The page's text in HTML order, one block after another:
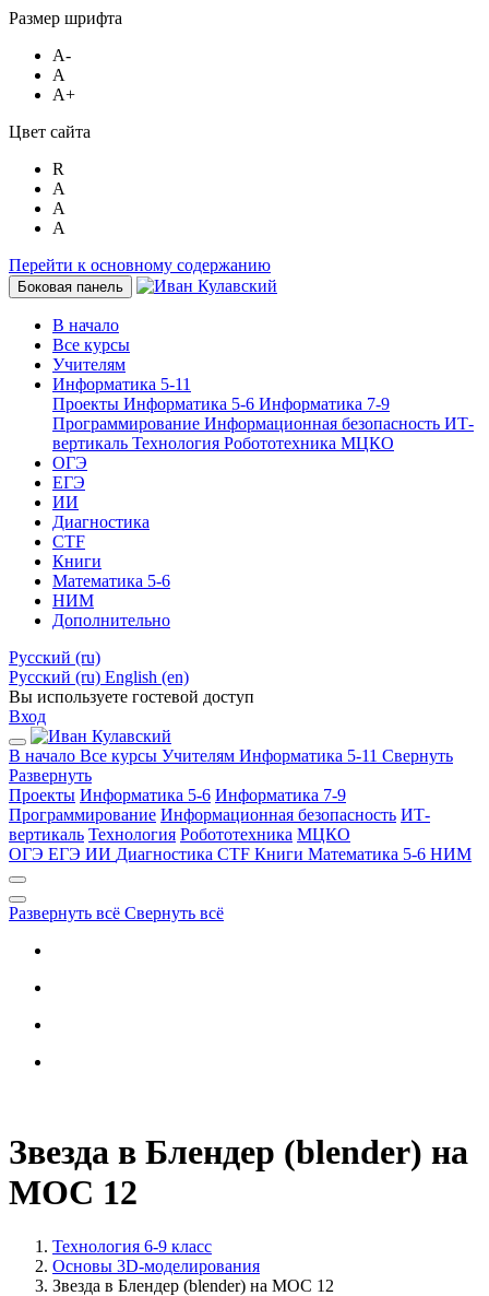
Размер шрифта
A-
A
A+
Цвет сайта
R
A
A
A
Перейти к основному содержанию
Боковая панель
В начало
Все курсы
Учителям
Информатика 5-11
Проекты Информатика 5-6 Информатика 7-9
Программирование Информационная безопасность ИТ-
вертикаль Технология Робототехника МЦКО
ОГЭ
ЕГЭ
ИИ
Диагностика
CTF
Книги
Математика 5-6
НИМ
Дополнительно
Русский ‎(ru)‎
Русский ‎(ru)‎ English ‎(en)‎
Вы используете гостевой доступ
Вход
В начало Все курсы Учителям Информатика 5-11 Свернуть
Развернуть
Проекты Информатика 5-6 Информатика 7-9
Программирование Информационная безопасность ИТ-
вертикаль Технология Робототехника МЦКО
ОГЭ ЕГЭ ИИ Диагностика CTF Книги Математика 5-6 НИМ
Развернуть всё Свернуть всё
Звезда в Блендер (blender) на
МОС 12
Технология 6-9 класс
Основы 3D-моделирования
Звезда в Блендер (blender) на МОС 12